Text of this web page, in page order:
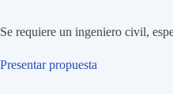
Se requiere un ingeniero civil,
Presentar propuesta